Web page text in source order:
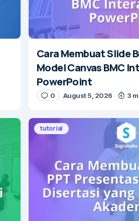
Cara Membuat Slide
Model Canvas BMC
PowerPoint
0 August 5, 2026 3
tutorial